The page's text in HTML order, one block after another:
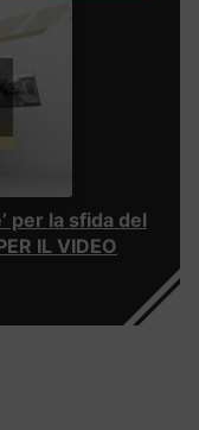
per la sfida del
IL VIDEO